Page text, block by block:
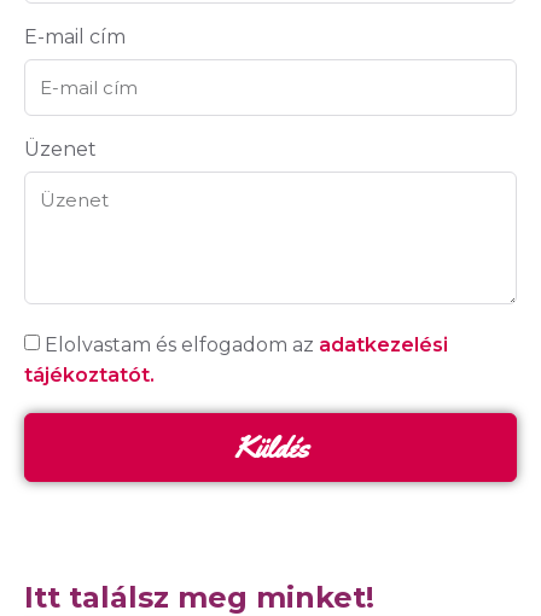
E-mail cím
Üzenet
Elolvastam és elfogadom az adatkezelési
tájékoztatót.
Küldés
Itt találsz meg minket!